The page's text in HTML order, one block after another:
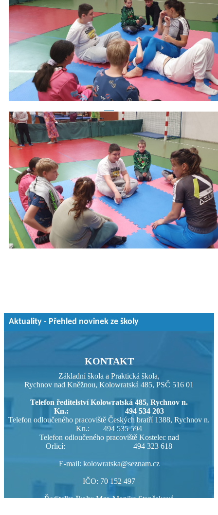
Aktuality - Přehled novinek ze školy
KONTAKT
Základní škola a Praktická škola,
Rychnov nad Kněžnou, Kolowratská 485, PSČ 516 01
Telefon ředitelství Kolowratská 485, Rychnov n.
Kn.: 494 534 203
Telefon odloučeného pracoviště Českých bratří 1388, Rychnov n.
Kn.: 494 535 594
Telefon odloučeného pracoviště Kostelec nad
Orlicí: 494 323 618
E-mail: kolowratska@seznam.cz
IČO: 70 152 497
Ředitelka školy: Mgr. Monika Stančeková